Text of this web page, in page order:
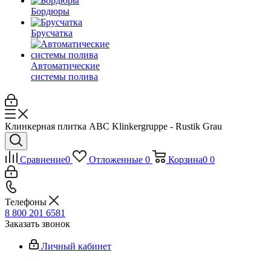
Бордюры
Брусчатка
Автоматические
системы полива
Клинкерная плитка ABC Klinkergruppe - Rustik Grau
Сравнение0 Отложенные 0 Корзина0 0
Телефоны
8 800 201 6581
Заказать звонок
Личный кабинет